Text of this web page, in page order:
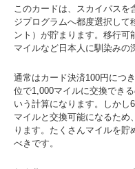
このカードは、スカイパス
ジプログラムへ都度選択して
ント）が貯まります。移行可
マイルなど日本人に馴染みの
通常はカード決済100円につ
位で1,000マイルに交換でき
いう計算になります。しかし
マイルと交換可能になるため
ります。たくさんマイルを貯
べきです。